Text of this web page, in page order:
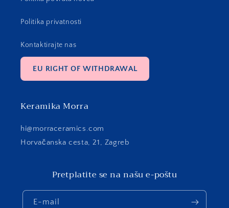
Politika privatnosti
Kontaktirajte nas
EU RIGHT OF WITHDRAWAL
Keramika Morra
hi@morraceramics.com
Horvačanska cesta, 21, Zagreb
Pretplatite se na našu e-poštu
E-mail